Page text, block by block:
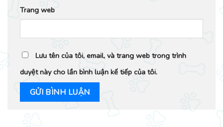
Trang web
Lưu tên của tôi, email, và trang web trong trình
duyệt này cho lần bình luận kế tiếp của tôi.